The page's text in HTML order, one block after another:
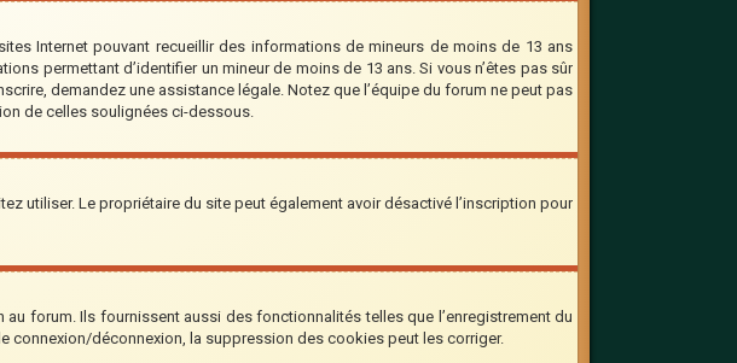
Internet pouvant recueillir des informations de mineurs de moins de 13 ans
permettant d’identifier un mineur de moins de 13 ans. Si vous n’êtes pas sûr
demandez une assistance légale. Notez que l’équipe du forum ne peut pas
de celles soulignées ci-dessous.
utiliser. Le propriétaire du site peut également avoir désactivé l’inscription pour
forum. Ils fournissent aussi des fonctionnalités telles que l’enregistrement du
connexion/déconnexion, la suppression des cookies peut les corriger.